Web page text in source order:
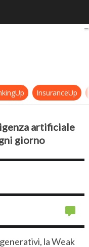
Weak AI,
InsuranceUp
artificiale
giorno
la Weak